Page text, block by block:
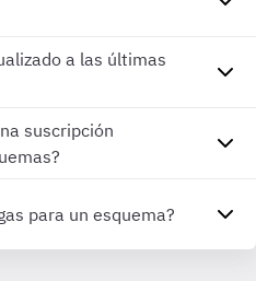
a las últimas
suscripción
para un esquema?